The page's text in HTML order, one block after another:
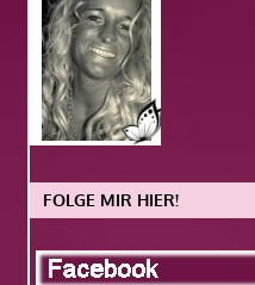
FOLGE MIR HIER!